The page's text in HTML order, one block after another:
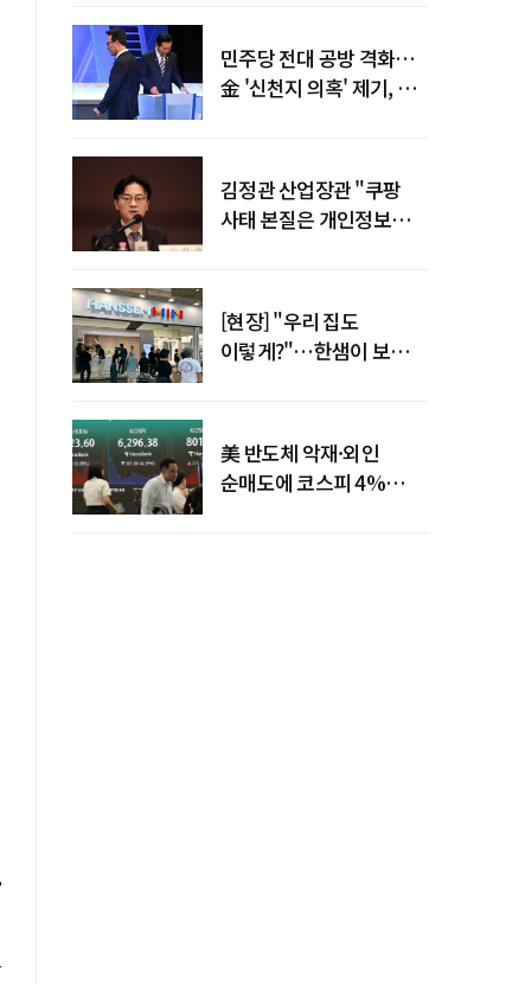
민주당 전대 공방 격화…
金 '신천지 의혹' 제기, 鄭
김정관 산업장관 "쿠팡
사태 본질은 개인정보
[현장] "우리 집도
이렇게?"…한샘이 보여준
美 반도체 악재·외인
순매도에 코스피 4%